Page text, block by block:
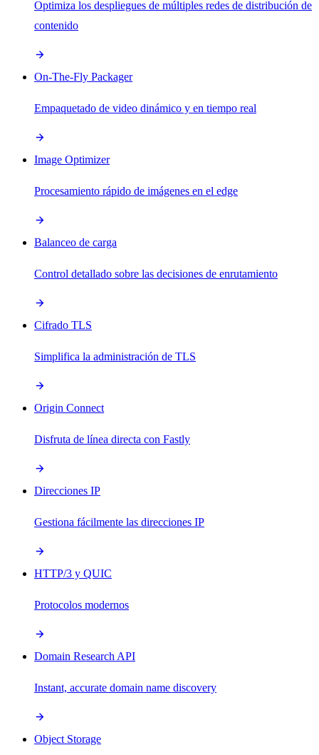
Optimiza los despliegues de múltiples redes de distribución de
contenido
On-The-Fly Packager
Empaquetado de video dinámico y en tiempo real
Image Optimizer
Procesamiento rápido de imágenes en el edge
Balanceo de carga
Control detallado sobre las decisiones de enrutamiento
Cifrado TLS
Simplifica la administración de TLS
Origin Connect
Disfruta de línea directa con Fastly
Direcciones IP
Gestiona fácilmente las direcciones IP
HTTP/3 y QUIC
Protocolos modernos
Domain Research API
Instant, accurate domain name discovery
Object Storage